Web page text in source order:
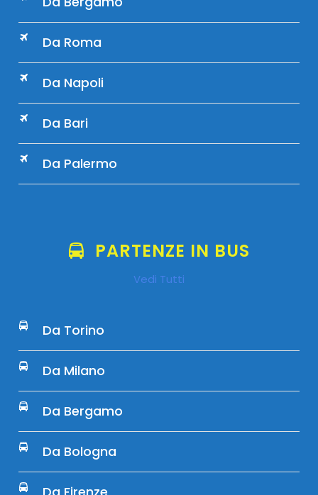
Da Roma
Da Napoli
Da Bari
Da Palermo
PARTENZE IN BUS
Vedi Tutti
Da Torino
Da Milano
Da Bergamo
Da Bologna